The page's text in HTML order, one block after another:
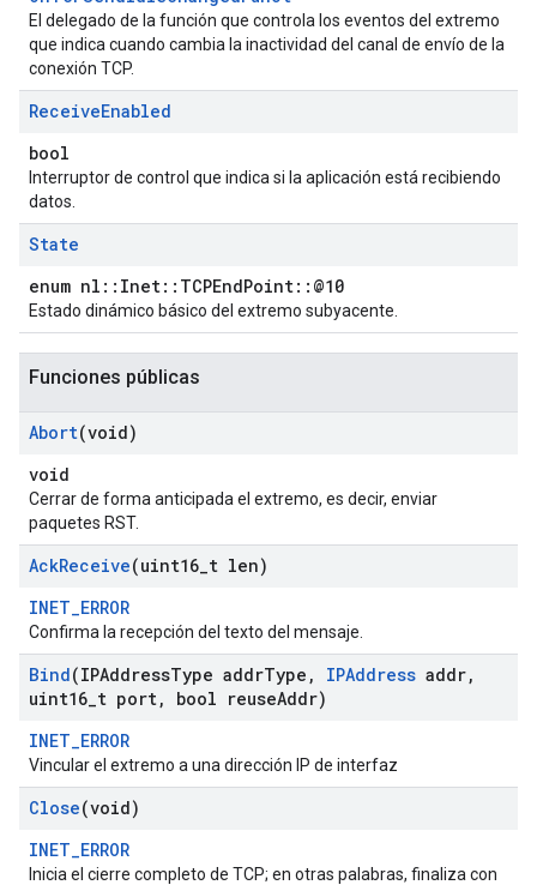
El delegado de la función que controla los eventos del extremo
que indica cuando cambia la inactividad del canal de envío de la
conexión TCP.
ReceiveEnabled
bool
Interruptor de control que indica si la aplicación está recibiendo
datos.
State
enum nl::Inet::TCPEndPoint::@10
Estado dinámico básico del extremo subyacente.
Funciones públicas
Abort(void)
void
Cerrar de forma anticipada el extremo, es decir, enviar
paquetes RST.
AckReceive(uint16 t len)
INET_ERROR
Confirma la recepción del texto del mensaje.
Bind(IPAddressType addrType , IPAddress addr,
uint16 t port, bool reuseAddr)
INET_ERROR
Vincular el extremo a una dirección IP de interfaz
Close(void)
INET_ERROR
Inicia el cierre completo de TCP; en otras palabras, finaliza con